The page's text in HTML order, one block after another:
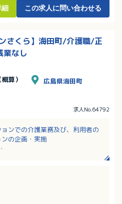
細 この求人に問い合わせる
さくら】海田町/介護職/正
業なし
算） 広島県海田町
求人No.64792
ンでの介護業務及び、利用者の
の企画・実施